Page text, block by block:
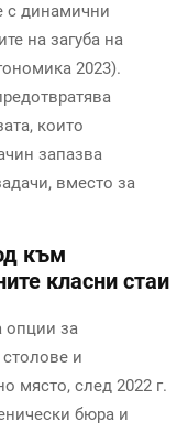
с динамични
на загуба на
2023).
които
запазва
вместо за
към
класни стаи
опции за
и
място, след 2022 г.
бюра и